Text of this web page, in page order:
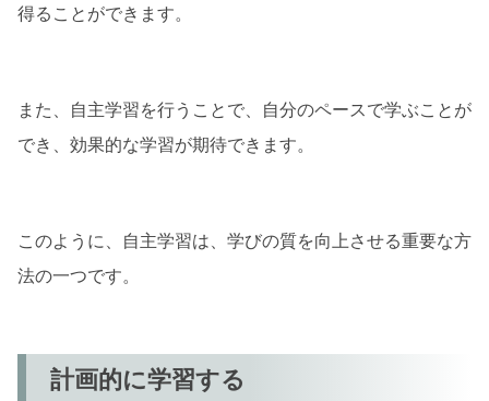
得ることができます。
また、自主学習を行うことで、自分のペースで学ぶことが
でき、効果的な学習が期待できます。
このように、自主学習は、学びの質を向上させる重要な方
法の一つです。
計画的に学習する